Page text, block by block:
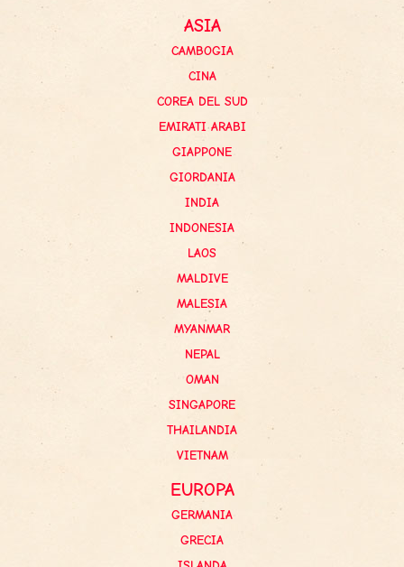
ASIA
CAMBOGIA
CINA
COREA DEL SUD
EMIRATI ARABI
GIAPPONE
GIORDANIA
INDIA
INDONESIA
LAOS
MALDIVE
MALESIA
MYANMAR
NEPAL
OMAN
SINGAPORE
THAILANDIA
VIETNAM
EUROPA
GERMANIA
GRECIA